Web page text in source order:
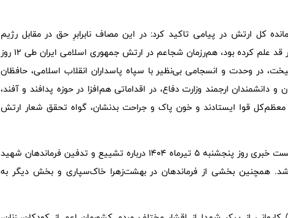
کل ارتش در پیامی تاکید کرد: در این مصاف نابرابرِ حق در مقابل رژیم
متجاوز و باطل صهیونی که با حمایت همه‌جانبه استکبار قد علم کرده بود، هم‌رزمان شجاعم در ارتش جمهوری اسلامی ایران طی ۱۲ روز
در وحدت و انسجامی بی‌نظیر با سپاه پاسداران انقلاب اسلامی، حافظان
ارجمند وزارت دفاع، در اقداماتی هم‌افزا در حوزه پدافند و آفند،
قوا ایستادند و خون پاک و جراحت بدنشان، گواه تحقق شعار ارتش
سردار حسن حسن زاده فرمانده سپاه تهران بزرگ در نشست خبری روز پنجشنبه ۵ تیرماه ۱۴۰۴ درباره تشییع و تدفین فرماندهان شهید
خواهد شد. همچنین بخشی از فرماندهان در بهشت‌زهرا خاک‌سپاری و بخش دیگر به